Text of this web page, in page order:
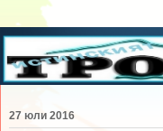
27 юли 2016